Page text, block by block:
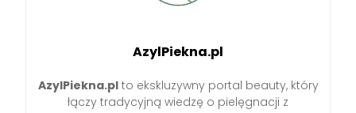
AzylPiekna.pl
AzylPiekna.plto ekskluzywny portal beauty, który
łączy tradycyjną wiedzę o pielęgnacji z